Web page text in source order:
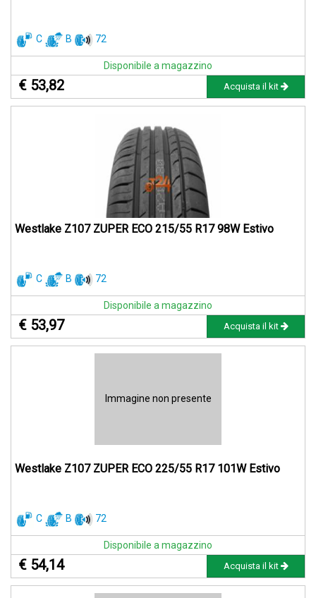
C B 72
Disponibile a magazzino
€ 53,82 Acquista il kit
Westlake Z107 ZUPER ECO 215/55 R17 98W Estivo
C B 72
Disponibile a magazzino
€ 53,97 Acquista il kit
Immagine non presente
Westlake Z107 ZUPER ECO 225/55 R17 101W Estivo
C B 72
Disponibile a magazzino
€ 54,14 Acquista il kit